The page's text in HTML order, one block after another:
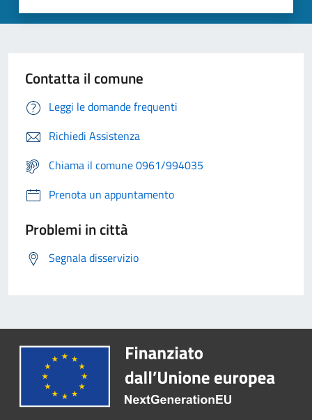
Contatta il comune
Leggi le domande frequenti
Richiedi Assistenza
Chiama il comune 0961/994035
Prenota un appuntamento
Problemi in città
Segnala disservizio